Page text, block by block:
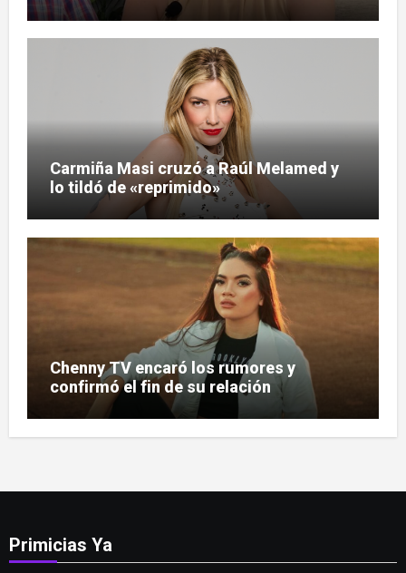
Carmiña Masi cruzó a Raúl Melamed y
lo tildó de «reprimido»
Chenny TV encaró los rumores y
confirmó el fin de su relación
Primicias Ya